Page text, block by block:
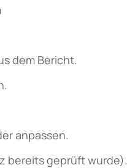
dem Bericht.
anpassen.
bereits geprüft wurde).